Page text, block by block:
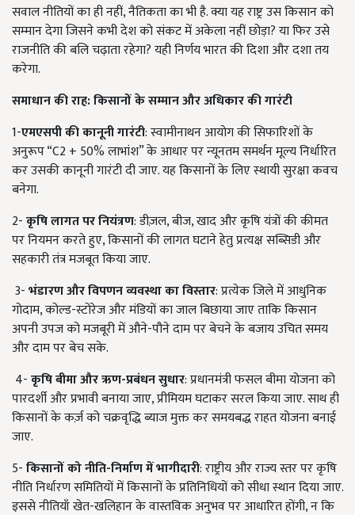
सवाल नीतियों का ही नहीं, नैतिकता का भी है. क्या यह राष्ट्र उस किसान को
सम्मान देगा जिसने कभी देश को संकट में अकेला नहीं छोड़ा? या फिर उसे
राजनीति की बलि चढ़ाता रहेगा? यही निर्णय भारत की दिशा और दशा तय
करेगा.
समाधान की राह: किसानों के सम्मान और अधिकार की गारंटी
1-एमएसपी की कानूनी गारंटी: स्वामीनाथन आयोग की सिफारिशों के
अनुरूप “C2 + 50% लाभांश” के आधार पर न्यूनतम समर्थन मूल्य निर्धारित
कर उसकी कानूनी गारंटी दी जाए. यह किसानों के लिए स्थायी सुरक्षा कवच
बनेगा.
2-कृषि लागत पर नियंत्रण: डीज़ल, बीज, खाद और कृषि यंत्रों की कीमत
पर नियमन करते हुए, किसानों की लागत घटाने हेतु प्रत्यक्ष सब्सिडी और
सहकारी तंत्र मजबूत किया जाए.
3-भंडारण और विपणन व्यवस्था का विस्तार: प्रत्येक जिले में आधुनिक
गोदाम, कोल्ड-स्टोरेज और मंडियों का जाल बिछाया जाए ताकि किसान
अपनी उपज को मजबूरी में औने-पौने दाम पर बेचने के बजाय उचित समय
और दाम पर बेच सके.
4-कृषि बीमा और ऋण-प्रबंधन सुधार: प्रधानमंत्री फसल बीमा योजना को
पारदर्शी और प्रभावी बनाया जाए, प्रीमियम घटाकर सरल किया जाए. साथ ही
किसानों के कर्ज़ को चक्रवृद्धि ब्याज मुक्त कर समयबद्ध राहत योजना बनाई
जाए.
5-किसानों को नीति-निर्माण में भागीदारी: राष्ट्रीय और राज्य स्तर पर कृषि
नीति निर्धारण समितियों में किसानों के प्रतिनिधियों को सीधा स्थान दिया जाए.
इससे नीतियाँ खेत-खलिहान के वास्तविक अनुभव पर आधारित होंगी, न कि